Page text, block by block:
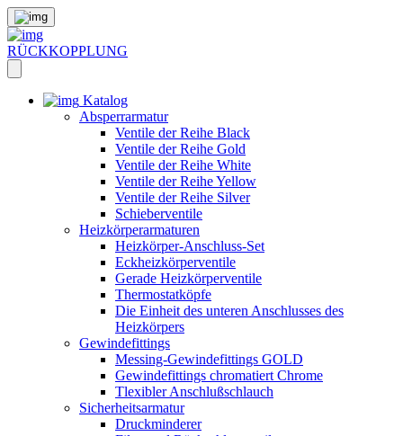
RÜCKKOPPLUNG
Katalog
Absperrarmatur
Ventile der Reihe Black
Ventile der Reihe Gold
Ventile der Reihe White
Ventile der Reihe Yellow
Ventile der Reihe Silver
Schieberventile
Heizkörperarmaturen
Heizkörper-Anschluss-Set
Eckheizkörperventile
Gerade Heizkörperventile
Thermostatköpfe
Die Einheit des unteren Anschlusses des
Heizkörpers
Gewindefittings
Messing-Gewindefittings GOLD
Gewindefittings chromatiert Chrome
Tlexibler Anschlußschlauch
Sicherheitsarmatur
Druckminderer